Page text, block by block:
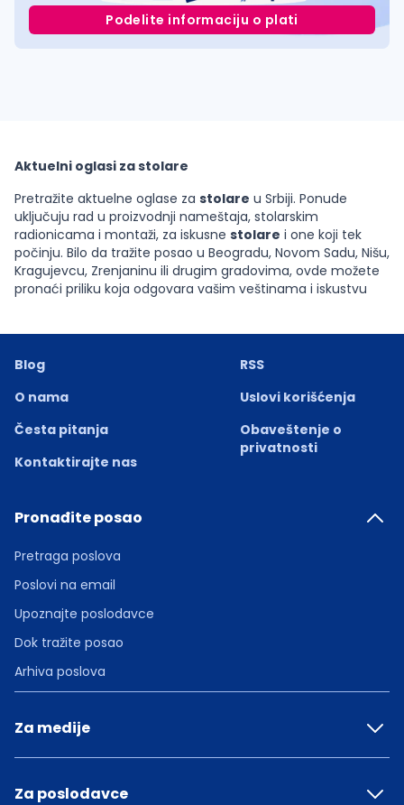
Podelite informaciju o plati
Aktuelni oglasi za stolare
Pretražite aktuelne oglase za stolare u Srbiji. Ponude
uključuju rad u proizvodnji nameštaja, stolarskim
radionicama i montaži, za iskusne stolare i one koji tek
počinju. Bilo da tražite posao u Beogradu, Novom Sadu, Nišu,
Kragujevcu, Zrenjaninu ili drugim gradovima, ovde možete
pronaći priliku koja odgovara vašim veštinama i iskustvu
Blog
O nama
Česta pitanja
Kontaktirajte nas
RSS
Uslovi korišćenja
Obaveštenje o
privatnosti
Pronađite posao
Pretraga poslova
Poslovi na email
Upoznajte poslodavce
Dok tražite posao
Arhiva poslova
Za medije
Za poslodavce